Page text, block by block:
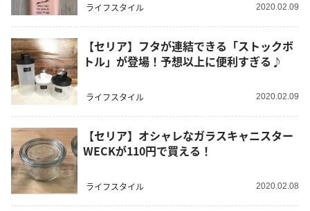
ライフスタイル 2020.02.09
【セリア】フタが連結できる「ストックボ
トル」が登場！予想以上に便利すぎる♪
ライフスタイル 2020.02.09
【セリア】オシャレなガラスキャニスター
WECKが110円で買える！
ライフスタイル 2020.02.08